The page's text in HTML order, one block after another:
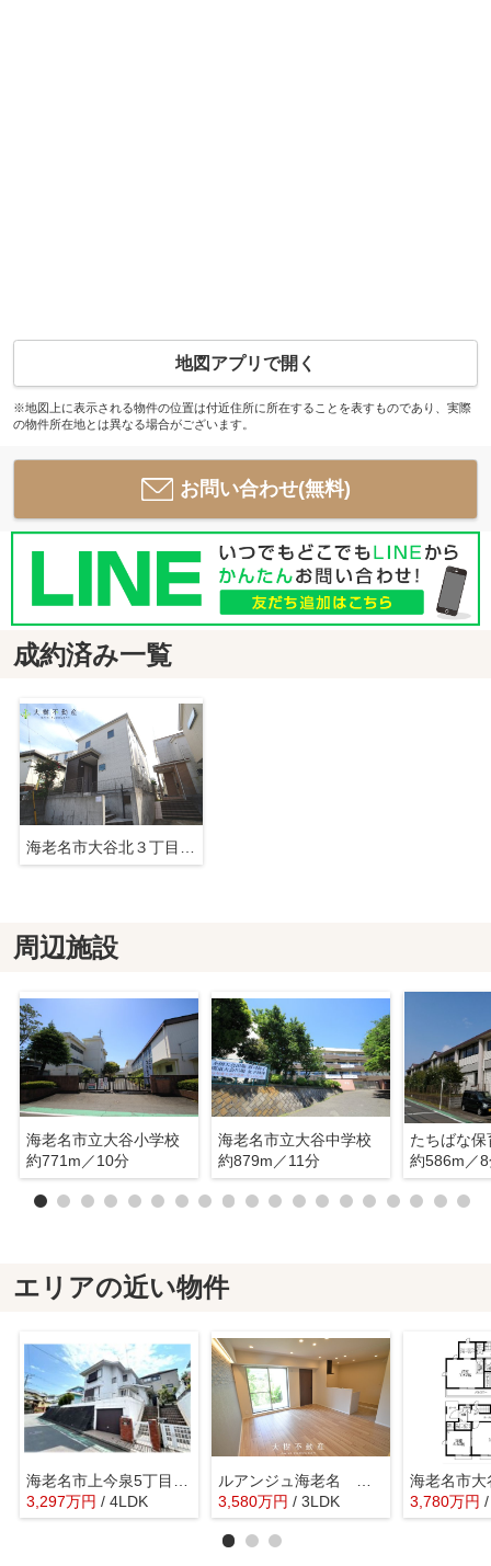
地図アプリで開く
※地図上に表示される物件の位置は付近住所に所在することを表すものであり、実際
の物件所在地とは異なる場合がございます。
お問い合わせ(無料)
成約済み一覧
周辺施設
海老名市立大谷小学校
約771m／10分
海老名市立大谷中学校
約879m／11分
たちばな保
約586m／
エリアの近い物件
3,297万円 / 4LDK
3,580万円 / 3LDK 3,780万円